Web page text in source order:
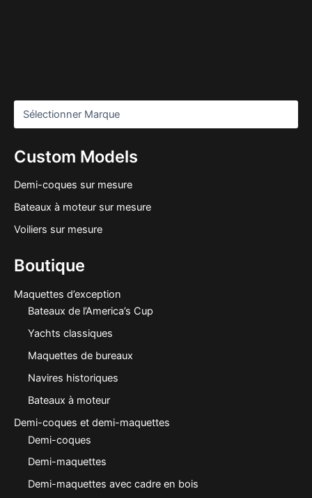
Custom Models
Demi-coques sur mesure
Bateaux à moteur sur mesure
Voiliers sur mesure
Boutique
Maquettes d’exception
Bateaux de l’America’s Cup
Yachts classiques
Maquettes de bureaux
Navires historiques
Bateaux à moteur
Demi-coques et demi-maquettes
Demi-coques
Demi-maquettes
Demi-maquettes avec cadre en bois